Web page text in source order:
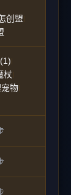
创盟|
|
杖|
物|